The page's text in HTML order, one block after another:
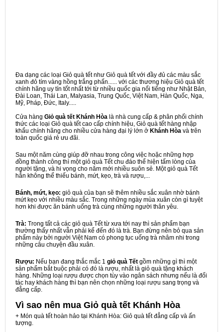
Đa dạng các loại Giỏ quà tết như Giỏ quà tết với đầy đủ các màu sắc
xanh đỏ tím vàng hồng trắng phấn...... với các thương hiệu Giỏ quà tết
chính hãng uy tín tốt nhất tới từ nhiều quốc gia nổi tiếng như Nhật Bản,
Đài Loan, Thái Lan, Malyasia, Trung Quốc, Việt Nam, Hàn Quốc, Nga,
Mỹ, Pháp, Đức, Italy.....
Cửa hàng Giỏ quà tết Khánh Hòa là nhà cung cấp & phân phối chính
thức các loại Giỏ quà tết cao cấp chính hiệu, Giỏ quà tết hàng nhập
khẩu chính hãng cho nhiều cửa hàng đại lý lớn ở Khánh Hòa và trên
toàn quốc giá rẻ ưu đãi.
Sau một năm cùng giúp đỡ nhau trong công việc hoặc những hợp
đồng thành công thì một giỏ quà Tết chu đáo thể hiện tấm lòng của
người tặng, và hi vọng cho năm mới nhiều suôn sẻ. Một giỏ quà Tết
hẳn không thể thiếu bánh, mứt, kẹo, trà và rượu,...
Bánh, mứt, kẹo: giỏ quà của bạn sẽ thêm nhiều sắc xuân nhờ bánh
mứt kẹo với nhiều màu sắc. Trong những ngày mùa xuân còn gì tuyệt
hơn khi được ăn bánh uống trà cùng những người thân yêu.
Trà: Trong tất cả các giỏ quà Tết từ xưa tới nay thì sản phẩm bạn
thường thấy nhất vẫn phải kể đến đó là trà. Bạn đừng nên bỏ qua sản
phẩm này bởi người Việt Nam có phong tục uống trà nhâm nhi trong
những câu chuyện đầu xuân.
Rượu: Nếu bạn đang thắc mắc 1 giỏ quà Tết gồm những gì thì một
sản phẩm bắt buộc phải có đó là rượu, nhất là giỏ quà tặng khách
hàng. Những loại rượu được chọn tùy vào ngân sách nhưng nếu là đối
tác hay khách hàng thì bạn nên chọn những loại rượu sang trọng và
đẳng cấp.
Vì sao nên mua Giỏ quà tết Khánh Hòa
+ Món quà tết hoàn hảo tại Khánh Hòa: Giỏ quà tết đẳng cấp và ấn
tượng.